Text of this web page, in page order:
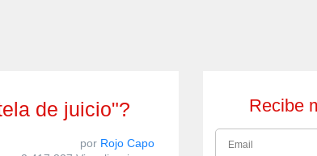
de juicio"?
por Rojo Capo
Recibe